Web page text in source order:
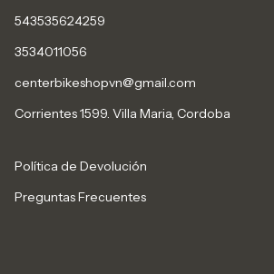
543535624259
3534011056
centerbikeshopvn@gmail.com
Corrientes 1599. Villa Maria, Cordoba
Política de Devolución
Preguntas Frecuentes